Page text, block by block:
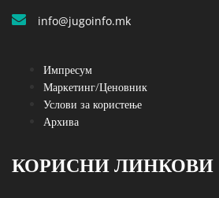
info@jugoinfo.mk
Импресум
Маркетинг/Ценовник
Услови за користење
Архива
КОРИСНИ ЛИНКОВИ